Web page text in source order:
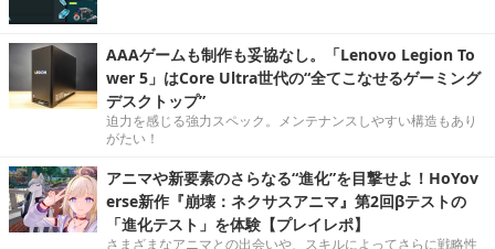
AAAゲームも制作も妥協なし。「Lenovo Legion To
wer 5」はCore Ultra世代の“全てこなせるゲーミング
デスクトップ”
迫力を感じる強力スペック。メンテナンスしやすい構造もあり
がたい！
アニマや新要素のさらなる“進化”を目撃せよ！HoYov
erse新作『崩壊：ネクサスアニマ』第2回βテストの
「進化テスト」を体験【プレイレポ】
さまざまなアニマとの出会いや、スキルによってさらに戦略性